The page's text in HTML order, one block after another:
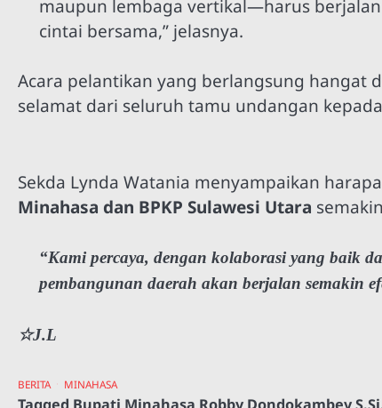
maupun lembaga vertikal—harus
cintai bersama,” jelasnya.
Acara pelantikan yang berlangsung hangat
selamat dari seluruh tamu undangan
Sekda Lynda Watania menyampaikan
Minahasa dan BPKP Sulawesi Utara
“Kami percaya, dengan kolaborasi yang baik
pembangunan daerah akan berjalan semakin
☆J.L
BERITA MINAHASA